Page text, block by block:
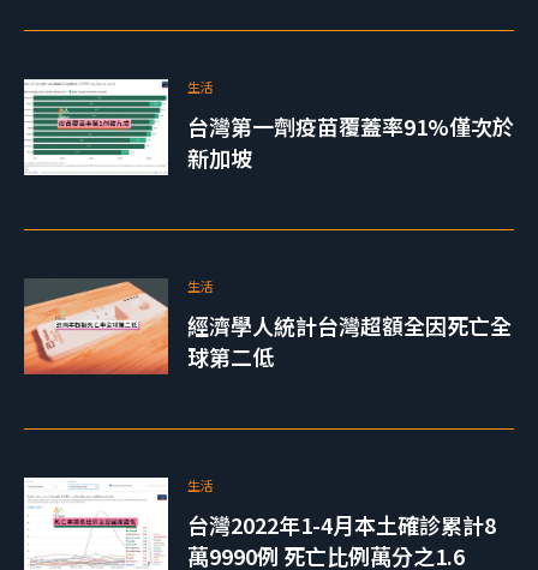
生活
台灣第一劑疫苗覆蓋率91%僅次於
新加坡
生活
經濟學人統計台灣超額全因死亡全
球第二低
生活
台灣2022年1-4月本土確診累計8
萬9990例 死亡比例萬分之1.6